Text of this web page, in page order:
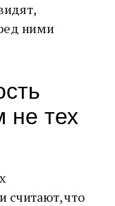
ними
не тех
считают, что